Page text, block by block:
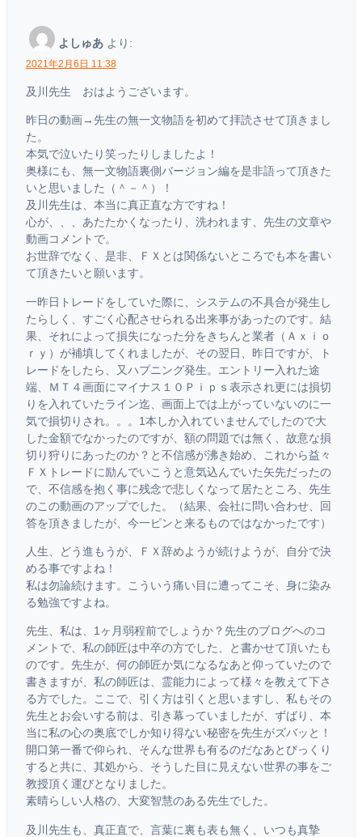
よしゅあ より:
2021年2月6日 11:38
及川先生 おはようございます。
昨日の動画→先生の無一文物語を初めて拝読させて頂きまし
た。
本気で泣いたり笑ったりしましたよ！
奥様にも、無一文物語裏側バージョン編を是非語って頂きた
いと思いました（＾－＾）！
及川先生は、本当に真正直な方ですね！
心が、、、あたたかくなったり、洗われます、先生の文章や
動画コメントで。
お世辞でなく、是非、ＦＸとは関係ないところでも本を書い
て頂きたいと願います。
一昨日トレードをしていた際に、システムの不具合が発生し
たらしく、すごく心配させられる出来事があったのです。結
果、それによって損失になった分をきちんと業者（Ａｘｉｏ
ｒｙ）が補填してくれましたが、その翌日、昨日ですが、ト
レードをしたら、又ハプニング発生。エントリー入れた途
端、ＭＴ４画面にマイナス１０Ｐｉｐｓ表示され更には損切
りを入れていたライン迄、画面上では上がっていないのに一
気で損切りされ。。。1本しか入れていませんでしたので大
した金額でなかったのですが、額の問題では無く、故意な損
切り狩りにあったのか？と不信感が沸き始め、これから益々
ＦＸトレードに励んでいこうと意気込んでいた矢先だったの
で、不信感を抱く事に残念で悲しくなって居たところ、先生
のこの動画のアップでした。（結果、会社に問い合わせ、回
答を頂きましたが、今一ピンと来るものではなかったです）
人生、どう進もうが、ＦＸ辞めようが続けようが、自分で決
める事ですよね！
私は勿論続けます。こういう痛い目に遭ってこそ、身に染み
る勉強ですよね。
先生、私は、1ヶ月弱程前でしょうか？先生のブログへのコ
メントで、私の師匠は中卒の方でした、と書かせて頂いたも
のです。先生が、何の師匠か気になるなあと仰っていたので
書きますが、私の師匠は、霊能力によって様々を教えて下さ
る方でした。ここで、引く方は引くと思いますし、私もその
先生とお会いする前は、引き幕っていましたが、ずばり、本
当に私の心の奥底でしか知り得ない秘密を先生がズバッと！
開口第一番で仰られ、そんな世界も有るのだなあとびっくり
すると共に、其処から、そうした目に見えない世界の事をご
教授頂く運びとなりました。
素晴らしい人格の、大変智慧のある先生でした。
及川先生も、真正直で、言葉に裏も表も無く、いつも真摯